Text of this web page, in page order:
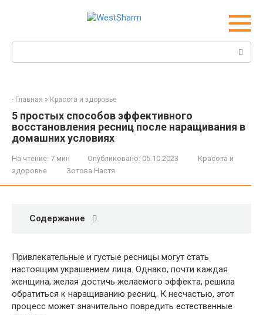
- Главная » Красота и здоровье
5 простых способов эффективного
восстановления ресниц после наращивания в
домашних условиях
На чтение: 7 мин Опубликовано: 05.10.2023
Красота и
здоровье
Зотова Настя
Содержание
Привлекательные и густые ресницы могут стать
настоящим украшением лица. Однако, почти каждая
женщина, желая достичь желаемого эффекта, решила
обратиться к наращиванию ресниц. К несчастью, этот
процесс может значительно повредить естественные